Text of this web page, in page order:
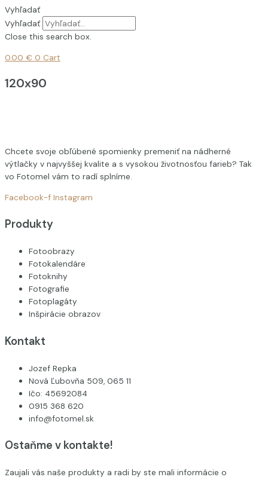
Vyhľadať
Vyhľadať
Close this search box.
0.00 € 0 Cart
120x90
Chcete svoje obľúbené spomienky premeniť na nádherné
výtlačky v najvyššej kvalite a s vysokou životnosťou farieb? Tak
vo Fotomel vám to radí splníme.
Facebook-f Instagram
Produkty
Fotoobrazy
Fotokalendáre
Fotoknihy
Fotografie
Fotoplagáty
Inšpirácie obrazov
Kontakt
Jozef Repka
Nová Ľubovňa 509, 065 11
Ičo: 45692084
0915 368 620
info@fotomel.sk
Ostaňme v kontakte!
Zaujali vás naše produkty a radi by ste mali informácie o